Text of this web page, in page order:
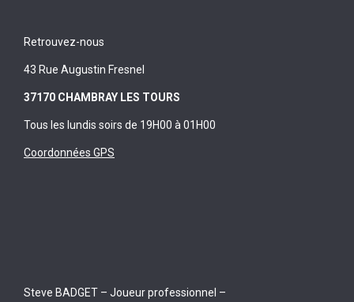
Retrouvez-nous
43 Rue Augustin Fresnel
37170 CHAMBRAY LES TOURS
Tous les lundis soirs de 19H00 à 01H00
Coordonnées GPS
Steve BADGET – Joueur professionnel –